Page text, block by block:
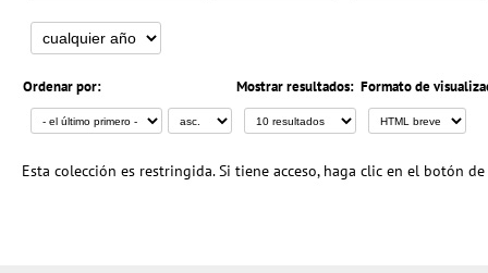
Ordenar por: Mostrar resultados: Formato de
Esta colección es restringida. Si tiene acceso, haga clic en el botón de